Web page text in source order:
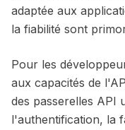
adaptée aux
la fiabilité sont
Pour les
aux capacités de
des passerelles API
l'authentification, la